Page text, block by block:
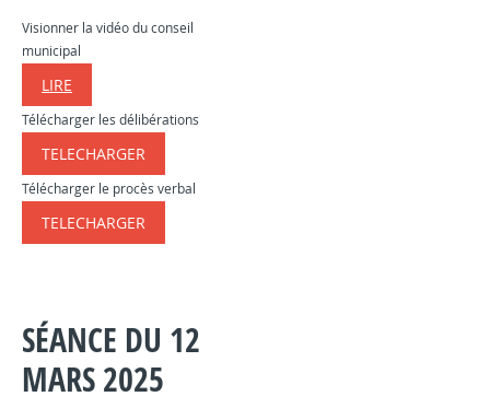
Visionner la vidéo du conseil
municipal
LIRE
Télécharger les délibérations
TELECHARGER
Télécharger le procès verbal
TELECHARGER
SÉANCE DU 12
MARS 2025